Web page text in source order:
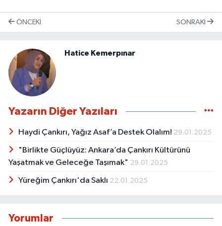
ÖNCEKI SONRAKI
Hatice Kemerpınar
Yazarın Diğer Yazıları
Haydi Çankırı, Yağız Asaf’a Destek Olalım! 29.01.2025
"Birlikte Güçlüyüz: Ankara’da Çankırı Kültürünü
Yaşatmak ve Geleceğe Taşımak" 29.01.2025
Yüreğim Çankırı'da Saklı 22.01.2025
Yorumlar